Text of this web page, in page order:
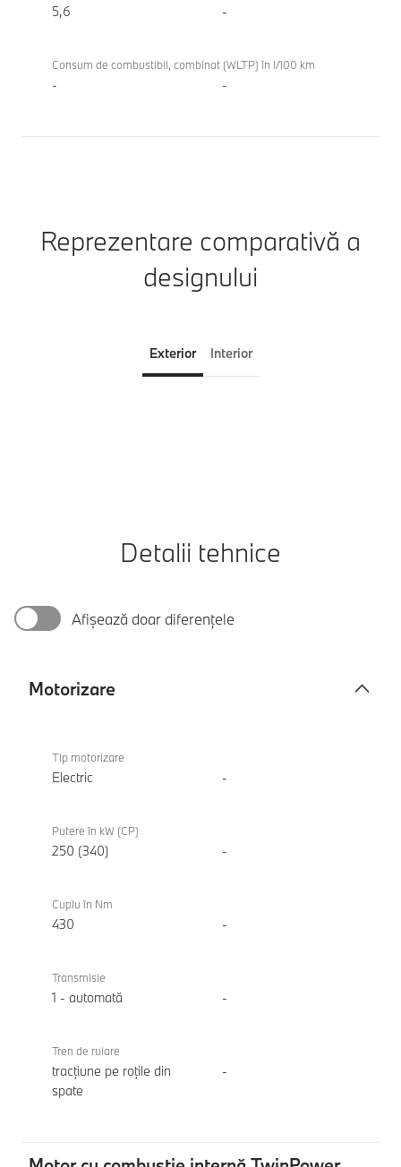
5,6 -
Consum de combustibil, combinat (WLTP) în l/100 km
- -
Reprezentare comparativă a
designului
Exterior Interior
Detalii tehnice
Afișează doar diferențele
Motorizare
eDrive40
Gran
Tip motorizare
Electric -
Putere în kW (CP)
250 (340) -
Cuplu în Nm
430 -
Transmisie
1 - automată -
Tren de rulare
tracțiune pe roțile din
spate
-